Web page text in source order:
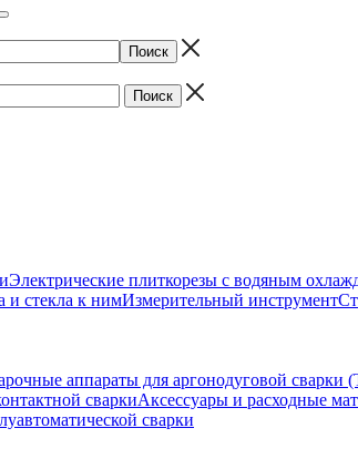
Электрические плиткорезы с водяным
и стекла к нимИзмерительный инструмент
аппараты для аргонодуговой сварки
сваркиАксессуары и расходные
сварки